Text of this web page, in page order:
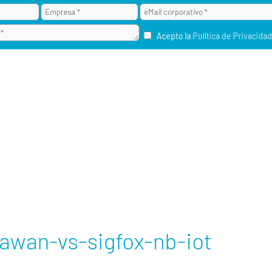
Acepto la Política de Privacidad
vs-sigfox-nb-iot